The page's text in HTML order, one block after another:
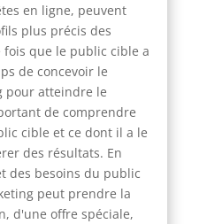
en ligne, peuvent
plus précis des
que le public cible a
de concevoir le
pour atteindre le
de comprendre
cible et ce dont il a le
des résultats. En
des besoins du public
peut prendre la
d'une offre spéciale,